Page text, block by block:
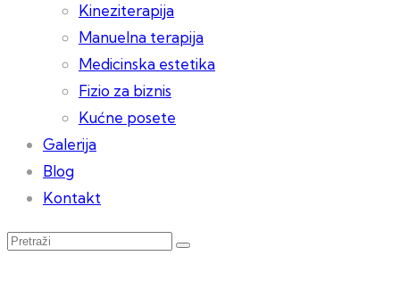
Kineziterapija
Manuelna terapija
Medicinska estetika
Fizio za biznis
Kućne posete
Galerija
Blog
Kontakt